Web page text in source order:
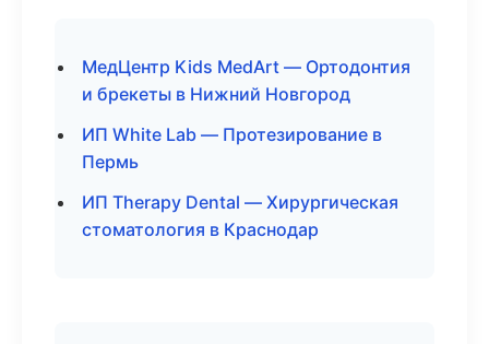
МедЦентр Kids MedArt — Ортодонтия
и брекеты в Нижний Новгород
ИП White Lab — Протезирование в
Пермь
ИП Therapy Dental — Хирургическая
стоматология в Краснодар